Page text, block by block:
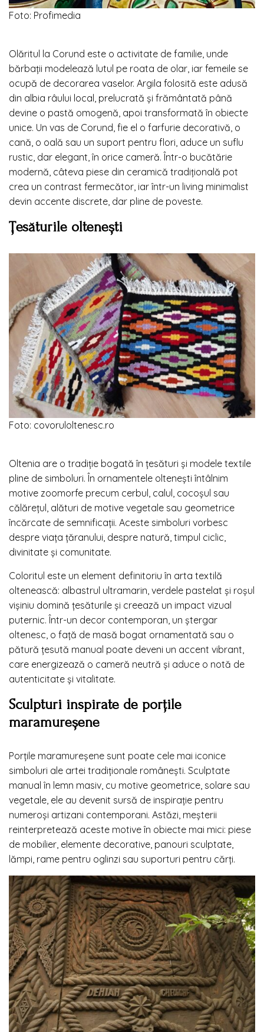
Foto: Profimedia
Olăritul la Corund este o activitate de familie, unde
bărbații modelează lutul pe roata de olar, iar femeile se
ocupă de decorarea vaselor. Argila folosită este adusă
din albia râului local, prelucrată și frământată până
devine o pastă omogenă, apoi transformată în obiecte
unice. Un vas de Corund, fie el o farfurie decorativă, o
cană, o oală sau un suport pentru flori, aduce un suflu
rustic, dar elegant, în orice cameră. Într-o bucătărie
modernă, câteva piese din ceramică tradițională pot
crea un contrast fermecător, iar într-un living minimalist
devin accente discrete, dar pline de poveste.
Țesăturile oltenești
Foto: covoruloltenesc.ro
Oltenia are o tradiție bogată în țesături și modele textile
pline de simboluri. În ornamentele oltenești întâlnim
motive zoomorfe precum cerbul, calul, cocoșul sau
călărețul, alături de motive vegetale sau geometrice
încărcate de semnificații. Aceste simboluri vorbesc
despre viața țăranului, despre natură, timpul ciclic,
divinitate și comunitate.
Coloritul este un element definitoriu în arta textilă
oltenească: albastrul ultramarin, verdele pastelat și roșul
vișiniu domină țesăturile și creează un impact vizual
puternic. Într-un decor contemporan, un ștergar
oltenesc, o față de masă bogat ornamentată sau o
pătură țesută manual poate deveni un accent vibrant,
care energizează o cameră neutră și aduce o notă de
autenticitate și vitalitate.
Sculpturi inspirate de porțile
maramureșene
Porțile maramureșene sunt poate cele mai iconice
simboluri ale artei tradiționale românești. Sculptate
manual în lemn masiv, cu motive geometrice, solare sau
vegetale, ele au devenit sursă de inspirație pentru
numeroși artizani contemporani. Astăzi, meșterii
reinterpretează aceste motive în obiecte mai mici: piese
de mobilier, elemente decorative, panouri sculptate,
lămpi, rame pentru oglinzi sau suporturi pentru cărți.